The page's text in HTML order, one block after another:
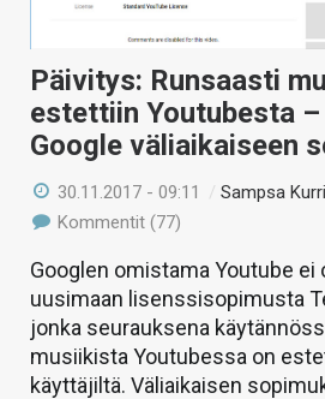
Päivitys: Runsaasti
estettiin Youtubesta
Google väliaikaiseen
30.11.2017 - 09:11 /Sampsa Kurri
Kommentit (77)
Googlen omistama Youtube
uusimaan lisenssisopimusta
jonka seurauksena
musiikista Youtubessa on
käyttäjiltä. Väliaikaisen